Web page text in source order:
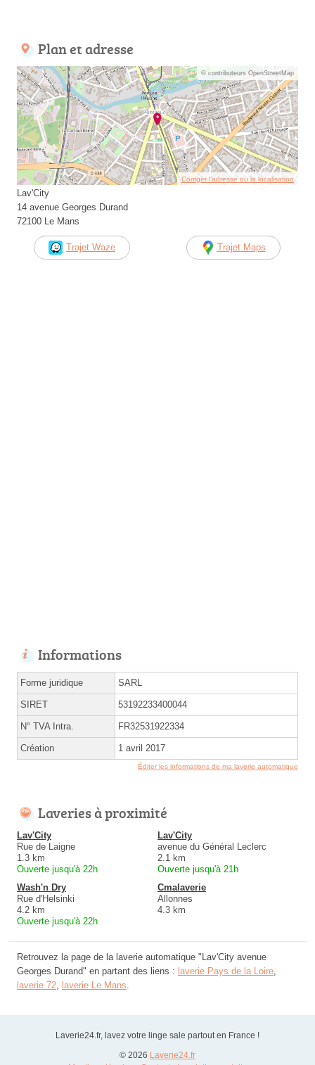
Plan et adresse
© contributeurs OpenStreetMap
Corriger l’adresse ou la localisation
Lav'City
14 avenue Georges Durand
72100 Le Mans
Trajet Waze Trajet Maps
Informations
Forme juridique SARL
SIRET 53192233400044
N° TVA Intra. FR32531922334
Création 1 avril 2017
Éditer les informations de ma laverie automatique
Laveries à proximité
Lav'City
Rue de Laigne
1.3 km
Ouverte jusqu'à 22h
Lav'City
avenue du Général Leclerc
2.1 km
Ouverte jusqu'à 21h
Wash'n Dry
Rue d'Helsinki
4.2 km
Ouverte jusqu'à 22h
Cmalaverie
Allonnes
4.3 km
Retrouvez la page de la laverie automatique "Lav'City avenue
Georges Durand" en partant des liens : laverie Pays de la Loire
laverie 72
laverie Le Mans
Laverie24.fr, lavez votre linge sale partout en France !
© 2026 Laverie24.fr